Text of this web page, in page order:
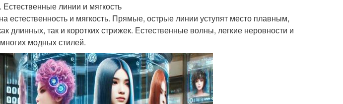
линии и мягкость
естественность и мягкость. Прямые, острые линии уступят место плавным,
длинных, так и коротких стрижек. Естественные волны, легкие неровности и
модных стилей.